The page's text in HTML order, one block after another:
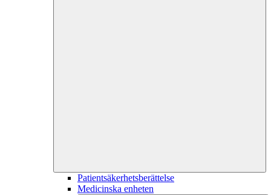
Patientsäkerhetsberättelse
Medicinska enheten